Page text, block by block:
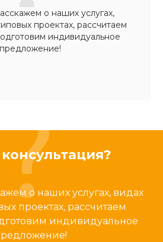
о наших услугах,
проектах, рассчитаем
индивидуальное
предложение!
о наших услугах, видах
проектах, рассчитаем
индивидуальное